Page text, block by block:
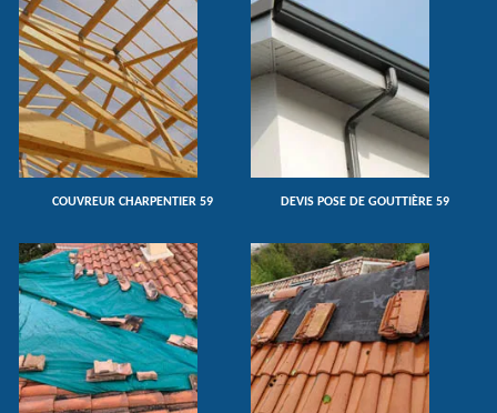
COUVREUR CHARPENTIER 59 DEVIS POSE DE GOUTTIÈRE 59